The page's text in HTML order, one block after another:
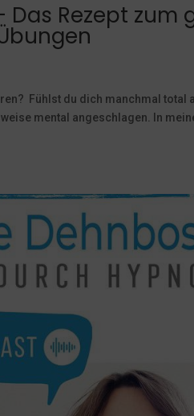
Das Rezept zum
Fühlst du dich manchmal total
mental angeschlagen. In